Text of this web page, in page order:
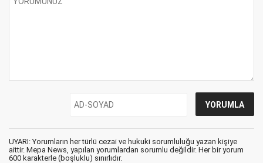
UYARI: Yorumların her türlü cezai ve hukuki sorumluluğu yazan kişiye
aittir. Mepa News, yapılan yorumlardan sorumlu değildir. Her bir yorum
600 karakterle (boşluklu) sınırlıdır.